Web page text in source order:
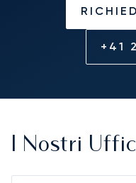
+41
I Nostri